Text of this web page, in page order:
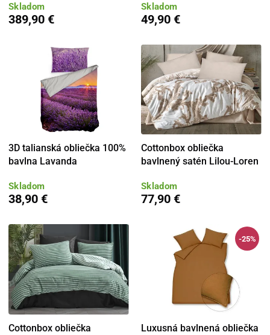
Skladom
389,90 €
Skladom
49,90 €
3D talianská obliečka 100%
bavlna Lavanda
Skladom
38,90 €
Cottonbox obliečka
bavlnený satén Lilou-Loren
Skladom
77,90 €
Cottonbox obliečka
-25%
Luxusná bavlnená obliečka